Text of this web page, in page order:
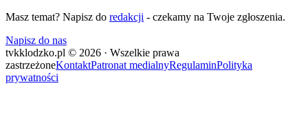
Masz temat? Napisz do redakcji - czekamy na Twoje zgłoszenia.
Napisz do nas
tvkklodzko.pl © 2026 · Wszelkie prawa
zastrzeżoneKontaktPatronat medialnyRegulaminPolityka
prywatności